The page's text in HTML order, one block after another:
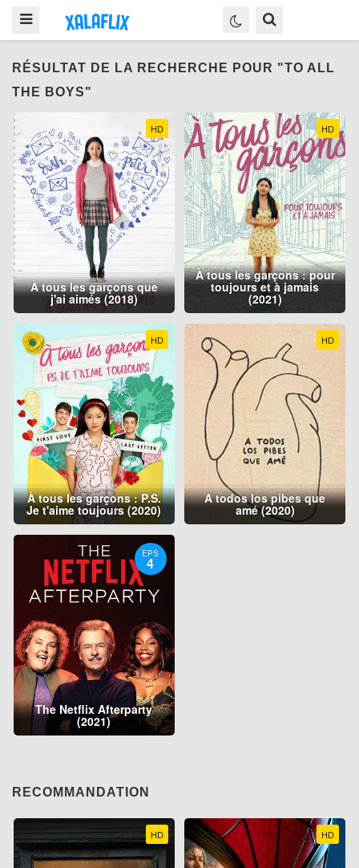
RÉSULTAT DE LA RECHERCHE POUR "TO ALL
THE BOYS"
HD
À tous les garçons que
j'ai aimés (2018)
HD
À tous les garçons : pour
toujours et à jamais
(2021)
HD
À tous les garçons : P.S.
Je t'aime toujours (2020)
HD
A todos los pibes que
amé (2020)
EPS
4
The Netflix Afterparty
(2021)
RECOMMANDATION
HD HD